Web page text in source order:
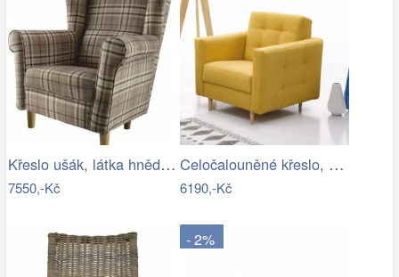
Křeslo ušák, látka hnědé káro, Charlot…
7550,-Kč
Celočalouněné křeslo, hořčicová látka,…
6190,-Kč
- 2%